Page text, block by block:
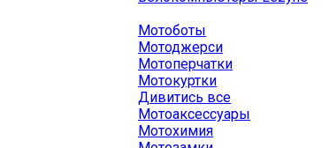
Мотоботы
Мотоджерси
Мотоперчатки
Мотокуртки
Дивитись все
Мотоаксессуары
Мотохимия